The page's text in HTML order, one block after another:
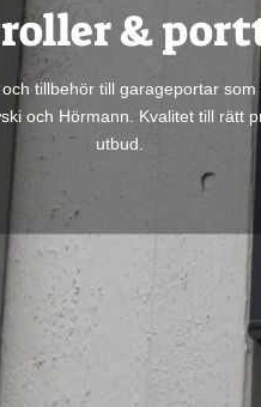
&
tillbehör till garageportar
och Hörmann. Kvalitet till rätt
utbud.